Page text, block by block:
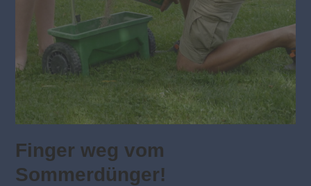
Finger weg vom
Sommerdünger!